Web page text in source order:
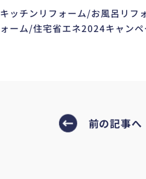
キッチンリフォーム/お風呂リ
ォーム/住宅省エネ2024キャン
前の記事へ